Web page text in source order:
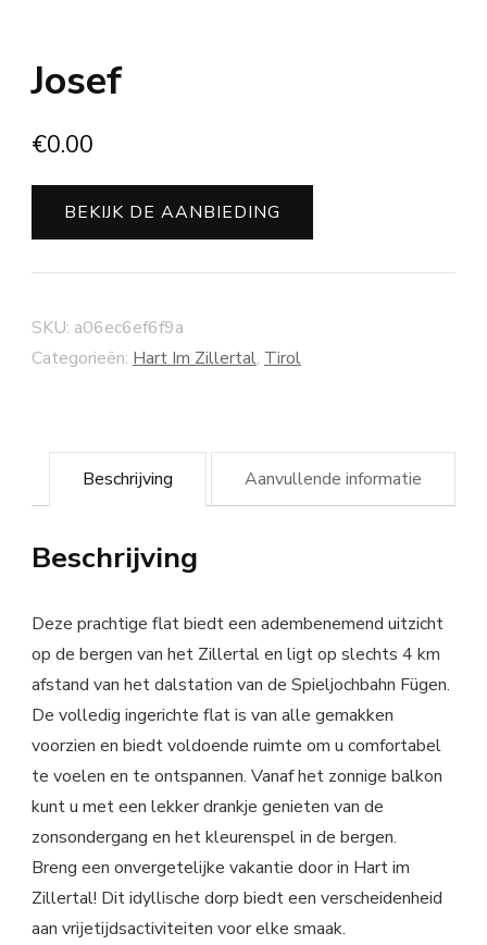
Josef
€0.00
BEKIJK DE AANBIEDING
SKU: a06ec6ef6f9a
Categorieën: Hart Im Zillertal, Tirol
Beschrijving Aanvullende informatie
Beschrijving
Deze prachtige flat biedt een adembenemend uitzicht
op de bergen van het Zillertal en ligt op slechts 4 km
afstand van het dalstation van de Spieljochbahn Fügen.
De volledig ingerichte flat is van alle gemakken
voorzien en biedt voldoende ruimte om u comfortabel
te voelen en te ontspannen. Vanaf het zonnige balkon
kunt u met een lekker drankje genieten van de
zonsondergang en het kleurenspel in de bergen.
Breng een onvergetelijke vakantie door in Hart im
Zillertal! Dit idyllische dorp biedt een verscheidenheid
aan vrijetijdsactiviteiten voor elke smaak.